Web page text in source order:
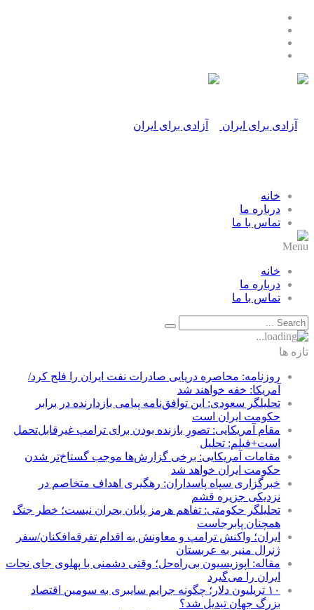
خانه
درباره ما
تماس با ما
Menu
خانه
درباره ما
تماس با ما
تازه ها
روزنامه: محاصره دریایی صادرات نفت ایران را فلج کرد/
آمریکا: خفه خواهند شد
تحلیلگر سعودی: این توافق‌نامه پیامی بازدارنده در برابر
حکومت ایران است
مقام آمریکایی: تصورِ بازنده بودن برای ترامپ غیرقابل‌تحمل
است+فیلم: تحلیل
مقامات آمریکایی: برخی گزارش‌ها موجب گستاخ‌تر شدن
حکومت ایران خواهد شد
خبرگزاری سپاه پاسداران: رهگیری اهداف متخاصم در
نزدیکی جزیره قشم
تحلیلگر حکومتی: تفاهم هرمز پایان بحران نیست؛ خطر جنگ
همچنان پابرجاست
ایران؛ واکنش ترامپ و معاونش به اقدام تفرقه‌افکنان/سفر
ژنرال منیر به عربستان
مقاله: اپوزیسیون بی‌راه‌حل؛ وقتی دشمنی با پهلوی جای نجات
ایران را می‌گیرد
۱۰ تریلیون دلار؛ چگونه جرایم سایبری به سومین اقتصاد
بزرگ جهان تبدیل شد؟